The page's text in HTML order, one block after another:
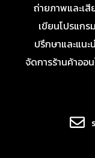
ถ่ายภาพและเสี
เขียนโปรแกรม
ปรึกษาและแนะ
จัดการร้านค้าออ